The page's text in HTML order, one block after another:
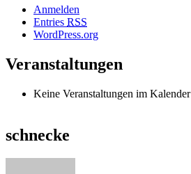
Anmelden
Entries RSS
WordPress.org
Veranstaltungen
Keine Veranstaltungen im Kalender
schnecke